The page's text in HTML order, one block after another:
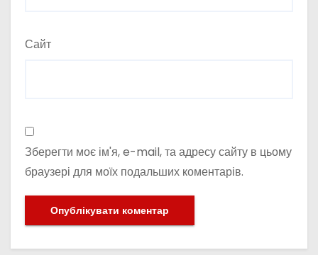
Сайт
Зберегти моє ім'я, e-mail, та адресу сайту в цьому
браузері для моїх подальших коментарів.